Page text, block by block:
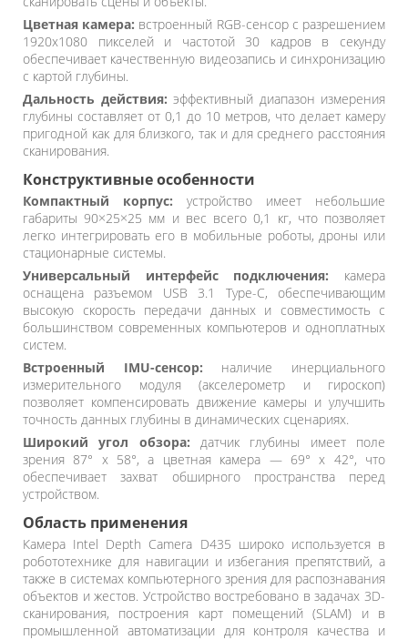
Цветная камера: встроенный RGB-сенсор с разрешением
1920x1080 пикселей и частотой 30 кадров в секунду
обеспечивает качественную видеозапись и синхронизацию
с картой глубины.
Дальность действия: эффективный диапазон измерения
глубины составляет от 0,1 до 10 метров, что делает камеру
пригодной как для близкого, так и для среднего расстояния
сканирования.
Конструктивные особенности
Компактный корпус: устройство имеет небольшие
габариты 90×25×25 мм и вес всего 0,1 кг, что позволяет
легко интегрировать его в мобильные роботы, дроны или
стационарные системы.
Универсальный интерфейс подключения: камера
оснащена разъемом USB 3.1 Type-C, обеспечивающим
высокую скорость передачи данных и совместимость с
большинством современных компьютеров и одноплатных
систем.
Встроенный IMU-сенсор: наличие инерциального
измерительного модуля (акселерометр и гироскоп)
позволяет компенсировать движение камеры и улучшить
точность данных глубины в динамических сценариях.
Широкий угол обзора: датчик глубины имеет поле
зрения 87° x 58°, а цветная камера — 69° x 42°, что
обеспечивает захват обширного пространства перед
устройством.
Область применения
Камера Intel Depth Camera D435 широко используется в
робототехнике для навигации и избегания препятствий, а
также в системах компьютерного зрения для распознавания
объектов и жестов. Устройство востребовано в задачах 3D-
сканирования, построения карт помещений (SLAM) и в
промышленной автоматизации для контроля качества и